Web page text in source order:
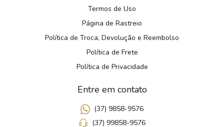
Termos de Uso
Página de Rastreio
Política de Troca, Devolução e Reembolso
Política de Frete
Política de Privacidade
Entre em contato
(37) 9858-9576
(37) 99858-9576